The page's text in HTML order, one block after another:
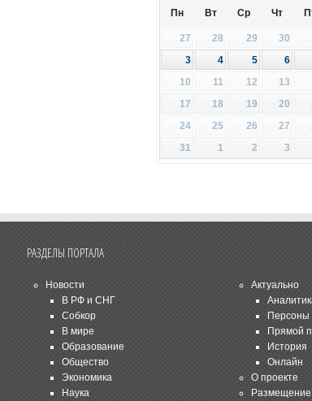
Пн Вт Ср Чт
27 28 29 30
3
4 5 6
10
11 12 13
17
18 19 20
24
25 26 27
31
1 2 3
РАЗДЕЛЫ ПОРТАЛА
Новости
В РФ и СНГ
Собкор
В мире
Образование
Общество
Экономика
Наука
Актуально
Персоны
Прямой
История
Онлайн
О проекте